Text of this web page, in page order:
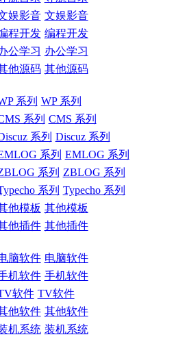
文娱影音
编程开发
办公学习
其他源码
WP 系列
CMS 系列
Discuz 系列
EMLOG 系列
ZBLOG 系列
Typecho 系列
其他模板
其他插件
电脑软件
手机软件
TV软件
其他软件
装机系统